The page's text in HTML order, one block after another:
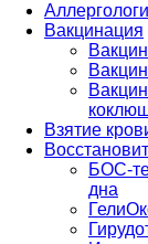
Вакцинация
Взятие
БОС-
дна